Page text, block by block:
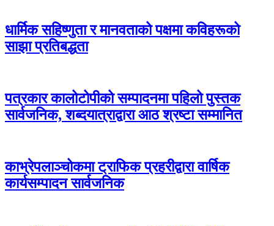
धार्मिक सहिष्णुता र मानवताको पक्षमा कविहरूको
साझा प्रतिबद्धता
पत्रकार कालोटोपीको सम्पादनमा पहिलो पुस्तक
सार्वजनिक, शब्दयात्राद्वारा आठ श्रष्टा सम्मानित
काभ्रेपलाञ्चोकमा ट्राफिक प्रहरीद्वारा वार्षिक
कार्यसम्पादन सार्वजनिक